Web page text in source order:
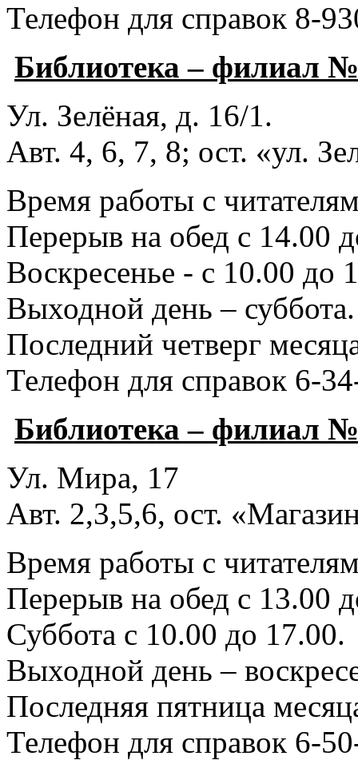
Телефон для справок 8-
Библиотека – филиал
Ул. Зелёная, д. 16/1.
Авт. 4, 6, 7, 8; ост. «ул.
Время работы с
Перерыв на обед с 14.00
Воскресенье - с 10.00 до
Выходной день – суббота.
Последний четверг
Телефон для справок 6-
Библиотека – филиал
Ул. Мира, 17
Авт. 2,3,5,6, ост.
Время работы с
Перерыв на обед с 13.00
Суббота с 10.00 до 17.00.
Выходной день –
Последняя пятница
Телефон для справок 6-